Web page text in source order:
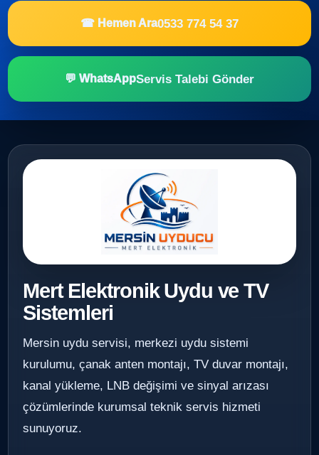
☎ Hemen Ara0533 774 54 37
💬 WhatsAppServis Talebi Gönder
Mert Elektronik Uydu ve TV
Sistemleri
Mersin uydu servisi, merkezi uydu sistemi
kurulumu, çanak anten montajı, TV duvar montajı,
kanal yükleme, LNB değişimi ve sinyal arızası
çözümlerinde kurumsal teknik servis hizmeti
sunuyoruz.